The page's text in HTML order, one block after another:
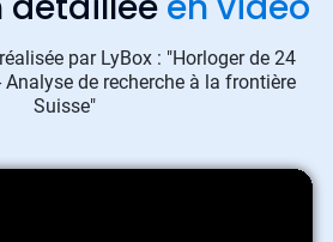
par LyBox : "Horloger de 24
de recherche à la frontière
Suisse"